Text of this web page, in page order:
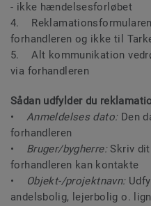
- ikke hændelsesforløbet
4.
forhandleren og ikke til
5. Alt kommunikation
via forhandleren
Sådan udfylder du
• Anmeldelses dato: Den
forhandleren
• Bruger/bygherre:Skriv dit
forhandleren kan kontakte
•
Objekt-/projektnavn:
andelsbolig, lejerbolig o.